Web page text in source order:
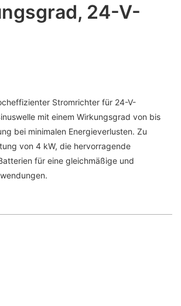
24-V-
Stromrichter für 24-V-
mit einem Wirkungsgrad von bis
bei minimalen Energieverlusten. Zu
von 4 kW, die hervorragende
für eine gleichmäßige und